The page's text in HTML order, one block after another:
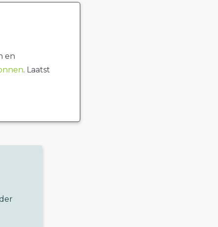
en
. Laatst